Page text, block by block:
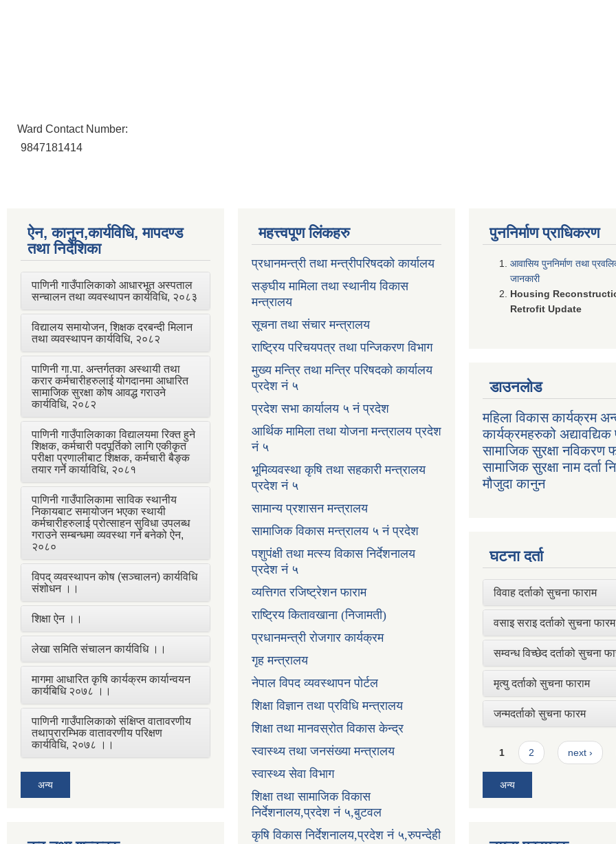
Ward Contact Number:
9847181414
ऐन, कानुन,कार्यविधि, मापदण्ड
तथा निर्देशिका
पाणिनी गाउँपालिकाको आधारभूत अस्पताल
सन्चालन तथा व्यवस्थापन कार्यविधि, २०८३
विद्यालय समायोजन, शिक्षक दरबन्दी मिलान
तथा व्यवस्थापन कार्यविधि, २०८२
पाणिनी गा.पा. अन्तर्गतका अस्थायी तथा
करार कर्मचारीहरुलाई योगदानमा आधारित
सामाजिक सुरक्षा कोष आवद्ध गराउने
कार्यविधि, २०८२
पाणिनी गाउँपालिकाका विद्यालयमा रिक्त हुने
शिक्षक, कर्मचारी पदपूर्तिको लागि एकीकृत
परीक्षा प्रणालीबाट शिक्षक, कर्मचारी बैङ्क
तयार गर्ने कार्याविधि, २०८१
पाणिनी गाउँपालिकामा साविक स्थानीय
निकायबाट समायोजन भएका स्थायी
कर्मचारीहरुलाई प्रोत्साहन सुविधा उपलब्ध
गराउने सम्बन्धमा व्यवस्था गर्न बनेको ऐन,
२०८०
विपद् व्यवस्थापन कोष (सञ्चालन) कार्यविधि
संशोधन ।।
शिक्षा ऐन ।।
लेखा समिति संचालन कार्यविधि ।।
मागमा आधारित कृषि कार्यक्रम कार्यान्वयन
कार्यबिधि २०७८ ।।
पाणिनी गाउँपालिकाको संक्षिप्त वातावरणीय
तथाप्रारम्भिक वातावरणीय परिक्षण
कार्यविधि, २०७८ ।।
अन्य
महत्त्वपूण लिंकहरु
प्रधानमन्त्री तथा मन्त्रीपरिषदको कार्यालय
सङ्घीय मामिला तथा स्थानीय विकास
मन्त्रालय
सूचना तथा संचार मन्त्रालय
राष्ट्रिय परिचयपत्र तथा पन्जिकरण विभाग
मुख्य मन्त्रि तथा मन्त्रि परिषदको कार्यालय
प्रदेश नं ५
प्रदेश सभा कार्यालय ५ नं प्रदेश
आर्थिक मामिला तथा योजना मन्त्रालय प्रदेश
नं ५
भूमिव्यवस्था कृषि तथा सहकारी मन्त्रालय
प्रदेश नं ५
सामान्य प्रशासन मन्त्रालय
सामाजिक विकास मन्त्रालय ५ नं प्रदेश
पशुपंक्षी तथा मत्स्य विकास निर्देशनालय
प्रदेश नं ५
व्यत्तिगत रजिष्ट्रेशन फाराम
राष्ट्रिय कितावखाना (निजामती)
प्रधानमन्त्री रोजगार कार्यक्रम
गृह मन्त्रालय
नेपाल विपद व्यवस्थापन पोर्टल
शिक्षा विज्ञान तथा प्रविधि मन्त्रालय
शिक्षा तथा मानवस्रोत विकास केन्द्र
स्वास्थ्य तथा जनसंख्या मन्त्रालय
स्वास्थ्य सेवा विभाग
शिक्षा तथा सामाजिक विकास
निर्देशनालय,प्रदेश नं ५,बुटवल
कृषि विकास निर्देशनालय,प्रदेश नं ५,रुपन्देही
पुननिर्माण प्राधिकरण
आवासिय पुननिर्माण तथा
जानकारी
Housing
Retrofit Update
डाउनलोड
महिला विकास कार्यक्रम
कार्यक्रमहरुको अद्यावद्यिक
सामाजिक सुरक्षा नविकरण
सामाजिक सुरक्षा नाम दर्ता
मौजुदा कानुन
घटना दर्ता
विवाह दर्ताको सुचना फाराम
वसाइ सराइ दर्ताको सुचना फारम
सम्वन्ध विच्छेद दर्ताको सुचना
मृत्यु दर्ताको सुचना फाराम
जन्मदर्ताको सुचना फारम
Pages
1 2 next ›
अन्य